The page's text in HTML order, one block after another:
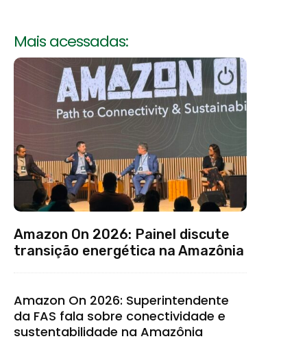
Mais acessadas:
Amazon On 2026: Painel discute
transição energética na Amazônia
Amazon On 2026: Superintendente
da FAS fala sobre conectividade e
sustentabilidade na Amazônia